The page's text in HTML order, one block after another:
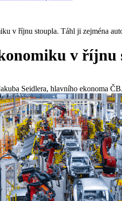
v říjnu stoupla. Táhl ji zejména
v říjnu
Seidlera, hlavního ekonoma